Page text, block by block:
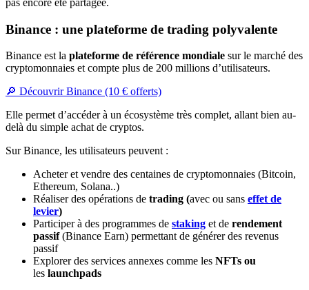
Binance : une plateforme de trading polyvalente
Binance est la plateforme de référence mondiale sur le marché des
cryptomonnaies et compte plus de 200 millions d’utilisateurs.
🔎 Découvrir Binance (10 € offerts)
Elle permet d’accéder à un écosystème très complet, allant bien au-
delà du simple achat de cryptos.
Sur Binance, les utilisateurs peuvent :
Acheter et vendre des centaines de cryptomonnaies (Bitcoin,
Ethereum, Solana..)
Réaliser des opérations de trading (avec ou sans effet de
levier)
Participer à des programmes de staking et de rendement
passif(Binance Earn) permettant de générer des revenus
passif
Explorer des services annexes comme les NFTs ou
les launchpads